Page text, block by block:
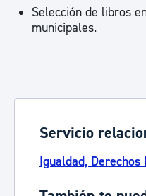
Selección de libros
municipales.
Servicio
Igualdad,